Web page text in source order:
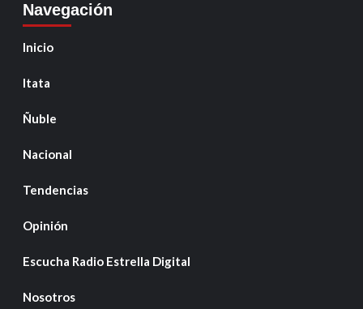
Navegación
Inicio
Itata
Ñuble
Nacional
Tendencias
Opinión
Escucha Radio Estrella Digital
Nosotros